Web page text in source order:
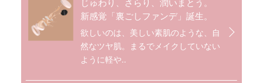
新感覚「裏ごしファンデ」誕生。
欲しいのは、美しい素肌のような、自
然なツヤ肌。まるでメイクしていない
ように軽や..